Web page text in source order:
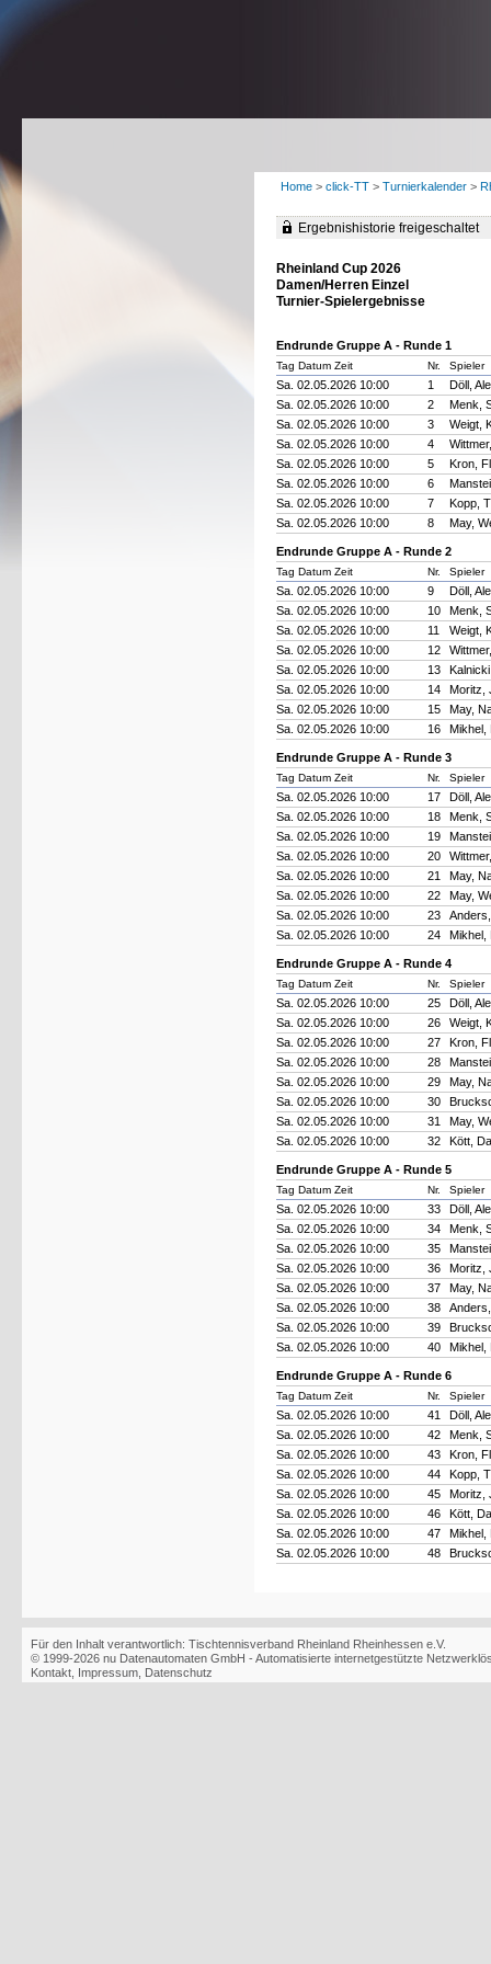
Home > click-TT > Turnierkalender >
Ergebnishistorie freigeschaltet
Rheinland Cup 2026
Damen/Herren Einzel
Turnier-Spielergebnisse
Endrunde Gruppe A - Runde 1
Tag Datum Zeit Nr. Spieler
Sa. 02.05.2026 10:00 1
Döll,
Sa. 02.05.2026 10:00
2
Menk,
Sa. 02.05.2026 10:00
3
Weigt,
Sa. 02.05.2026 10:00
4
Sa. 02.05.2026 10:00
5
Kron,
Sa. 02.05.2026 10:00
6
Sa. 02.05.2026 10:00
7
Kopp,
Sa. 02.05.2026 10:00
8 May,
Endrunde Gruppe A - Runde 2
Tag Datum Zeit Nr. Spieler
Sa. 02.05.2026 10:00 9
Döll,
Sa. 02.05.2026 10:00
10
Menk,
Sa. 02.05.2026 10:00
11
Weigt,
Sa. 02.05.2026 10:00
12
Sa. 02.05.2026 10:00
13
Sa. 02.05.2026 10:00
14
Moritz,
Sa. 02.05.2026 10:00
15
May,
Sa. 02.05.2026 10:00
16 Mikhel,
Endrunde Gruppe A - Runde 3
Tag Datum Zeit Nr. Spieler
Sa. 02.05.2026 10:00 17
Döll,
Sa. 02.05.2026 10:00
18
Menk,
Sa. 02.05.2026 10:00
19
Sa. 02.05.2026 10:00
20
Sa. 02.05.2026 10:00
21
May,
Sa. 02.05.2026 10:00
22
May,
Sa. 02.05.2026 10:00
23
Sa. 02.05.2026 10:00
24 Mikhel,
Endrunde Gruppe A - Runde 4
Tag Datum Zeit Nr. Spieler
Sa. 02.05.2026 10:00 25
Döll,
Sa. 02.05.2026 10:00
26
Weigt,
Sa. 02.05.2026 10:00
27
Kron,
Sa. 02.05.2026 10:00
28
Sa. 02.05.2026 10:00
29
May,
Sa. 02.05.2026 10:00
30
Sa. 02.05.2026 10:00
31
May,
Sa. 02.05.2026 10:00
32 Kött,
Endrunde Gruppe A - Runde 5
Tag Datum Zeit Nr. Spieler
Sa. 02.05.2026 10:00 33
Döll,
Sa. 02.05.2026 10:00
34
Menk,
Sa. 02.05.2026 10:00
35
Sa. 02.05.2026 10:00
36
Moritz,
Sa. 02.05.2026 10:00
37
May,
Sa. 02.05.2026 10:00
38
Sa. 02.05.2026 10:00
39
Sa. 02.05.2026 10:00
40 Mikhel,
Endrunde Gruppe A - Runde 6
Tag Datum Zeit Nr. Spieler
Sa. 02.05.2026 10:00 41
Döll,
Sa. 02.05.2026 10:00
42
Menk,
Sa. 02.05.2026 10:00
43
Kron,
Sa. 02.05.2026 10:00
44
Kopp,
Sa. 02.05.2026 10:00
45
Moritz,
Sa. 02.05.2026 10:00
46
Kött,
Sa. 02.05.2026 10:00
47
Mikhel,
Sa. 02.05.2026 10:00
48
Für den Inhalt verantwortlich: Tischtennisverband Rheinland Rheinhessen e.V.
© 1999-2026 nu Datenautomaten GmbH - Automatisierte internetgestützte
Kontakt Impressum Datenschutz